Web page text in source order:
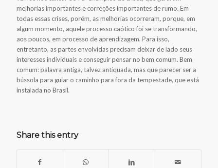
melhorias importantes e correções importantes de rumo. Em
todas essas crises, porém, as melhorias ocorreram, porque, em
algum momento, aquele processo caótico foi se transformando,
aos poucos, em processo de aprendizagem. Para isso,
entretanto, as partes envolvidas precisam deixar de lado seus
interesses individuais e conseguir pensar no bem comum. Bem
comum: palavra antiga, talvez antiquada, mas que parecer ser a
bússola para guiar o caminho para fora da tempestade, que está
instalada no Brasil.
Share this entry